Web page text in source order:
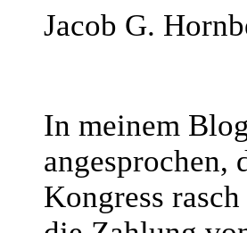
Jacob G.
In meinem
Kongress